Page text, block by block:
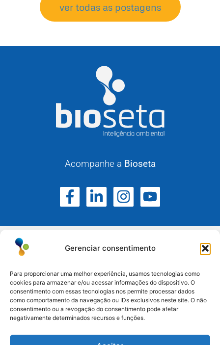
Gerenciar consentimento
Para proporcionar uma melhor experiência, usamos tecnologias como
cookies para armazenar e/ou acessar informações do dispositivo. O
consentimento com essas tecnologias nos permite processar dados
como comportamento da navegação ou IDs exclusivos neste site. O não
consentimento ou a revogação do consentimento pode afetar
negativamente determinados recursos e funções.
ver todas as postagens
Acompanhe a Bioseta
Atuamos no Rio Grande do Sul, Santa Catarina e
Paraná.